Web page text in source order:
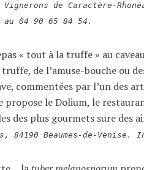
de Caractère-
au 04 90 65 84 54.
« tout à la truffe » au
de l’amuse-bouche ou
commentées par l’un des
propose le Dolium, le
des plus gourmets sure des
84190 Beaumes-de-Venise.